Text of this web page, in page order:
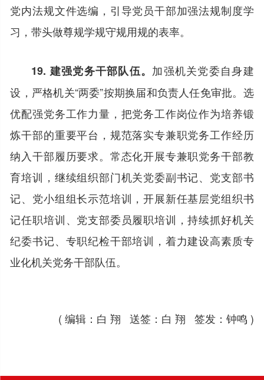
党内法规文件选编，引导党员干部加强法规制度学
习，带头做尊规学规守规用规的表率。
19. 建强党务干部队伍。 加强机关党委自身建
设，严格机关“两委”按期换届和负责人任免审批。选
优配强党务工作力量，把党务工作岗位作为培养锻
炼干部的重要平台，规范落实专兼职党务工作经历
纳入干部履历要求。常态化开展专兼职党务干部教
育培训，继续组织部门机关党委副书记、党支部书
记、党小组组长示范培训，开展新任基层党组织书
记任职培训、党支部委员履职培训，持续抓好机关
纪委书记、专职纪检干部培训，着力建设高素质专
业化机关党务干部队伍。
( 编辑：白 翔 送签：白 翔 签发：钟鸣 )